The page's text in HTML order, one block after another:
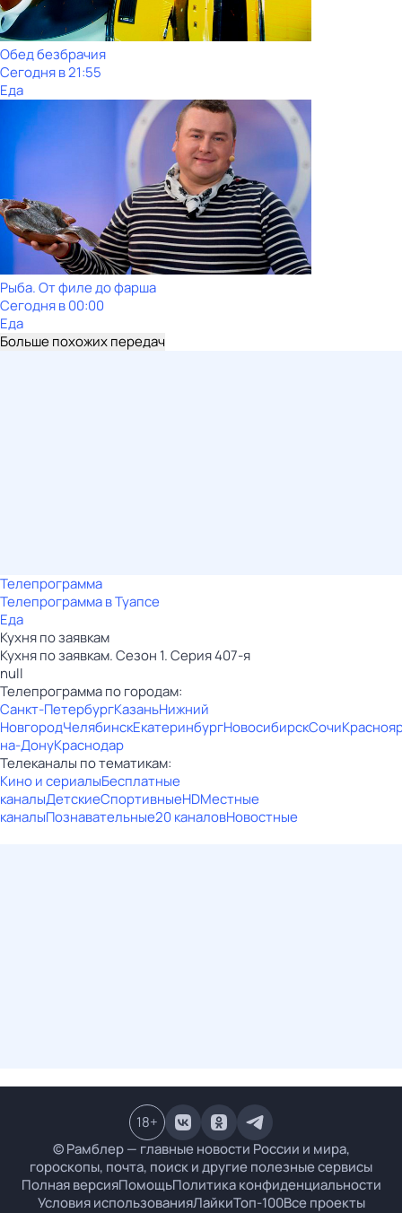
Обед безбрачия
Сегодня в 21:55
Еда
Рыба. От филе до фарша
Сегодня в 00:00
Еда
Больше похожих передач
Телепрограмма
Телепрограмма в Туапсе
Еда
Кухня по заявкам
Кухня по заявкам. Сезон 1. Серия 407-я
null
Телепрограмма по городам:
Санкт-ПетербургКазаньНижний
НовгородЧелябинскЕкатеринбургНовосибирскСочи
на-ДонуКраснодар
Телеканалы по тематикам:
Кино и сериалыБесплатные
каналыДетскиеСпортивныеHDМестные
каналыПознавательные20 каналовНовостные
© Рамблер — главные новости России и мира,
гороскопы, почта, поиск и другие полезные сервисы
Полная версияПомощьПолитика конфиденциальности
Условия использованияЛайкиТоп-100Все проекты
18+